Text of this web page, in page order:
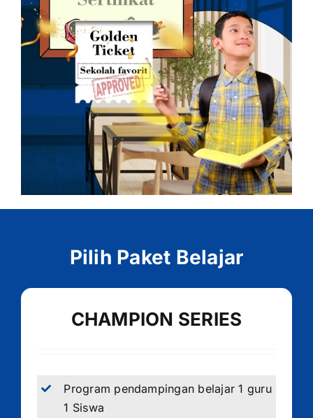
Pilih Paket Belajar
CHAMPION SERIES
Program pendampingan belajar 1 guru
1 Siswa